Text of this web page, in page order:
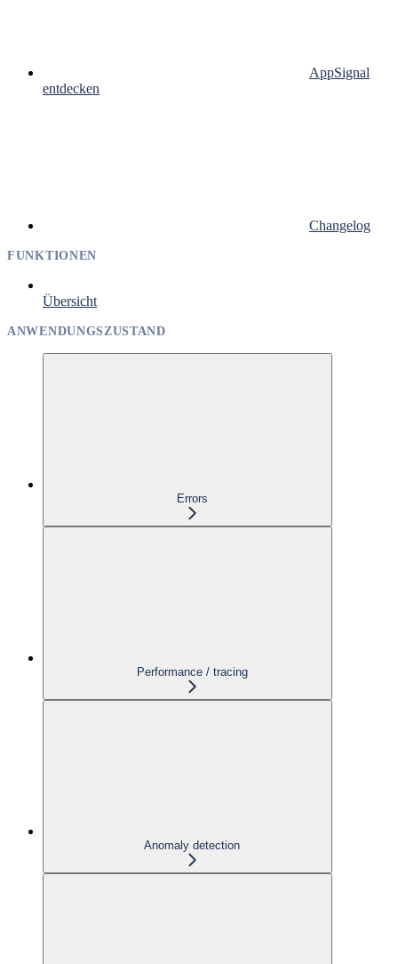
AppSignal
entdecken
Changelog
FUNKTIONEN
Übersicht
ANWENDUNGSZUSTAND
Errors
Performance / tracing
Anomaly detection